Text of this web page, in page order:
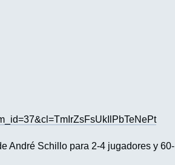
André Schillo para 2-4 jugadores y 60-